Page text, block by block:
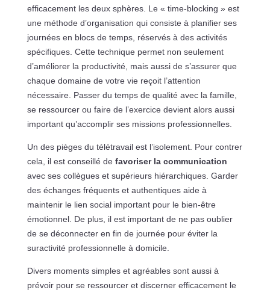
efficacement les deux sphères. Le « time-blocking » est
une méthode d’organisation qui consiste à planifier ses
journées en blocs de temps, réservés à des activités
spécifiques. Cette technique permet non seulement
d’améliorer la productivité, mais aussi de s’assurer que
chaque domaine de votre vie reçoit l’attention
nécessaire. Passer du temps de qualité avec la famille,
se ressourcer ou faire de l’exercice devient alors aussi
important qu’accomplir ses missions professionnelles.
Un des pièges du télétravail est l’isolement. Pour contrer
cela, il est conseillé de favoriser la communication
avec ses collègues et supérieurs hiérarchiques. Garder
des échanges fréquents et authentiques aide à
maintenir le lien social important pour le bien-être
émotionnel. De plus, il est important de ne pas oublier
de se déconnecter en fin de journée pour éviter la
suractivité professionnelle à domicile.
Divers moments simples et agréables sont aussi à
prévoir pour se ressourcer et discerner efficacement le